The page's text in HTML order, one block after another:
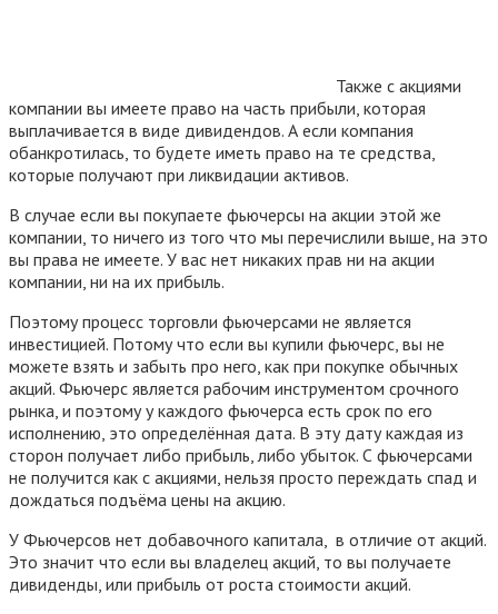
Также с акциями
компании вы имеете право на часть прибыли, которая
выплачивается в виде дивидендов. А если компания
обанкротилась, то будете иметь право на те средства,
которые получают при ликвидации активов.
В случае если вы покупаете фьючерсы на акции этой же
компании, то ничего из того что мы перечислили выше, на это
вы права не имеете. У вас нет никаких прав ни на акции
компании, ни на их прибыль.
Поэтому процесс торговли фьючерсами не является
инвестицией. Потому что если вы купили фьючерс, вы не
можете взять и забыть про него, как при покупке обычных
акций. Фьючерс является рабочим инструментом срочного
рынка, и поэтому у каждого фьючерса есть срок по его
исполнению, это определённая дата. В эту дату каждая из
сторон получает либо прибыль, либо убыток. С фьючерсами
не получится как с акциями, нельзя просто переждать спад и
дождаться подъёма цены на акцию.
У Фьючерсов нет добавочного капитала, в отличие от акций.
Это значит что если вы владелец акций, то вы получаете
дивиденды, или прибыль от роста стоимости акций.